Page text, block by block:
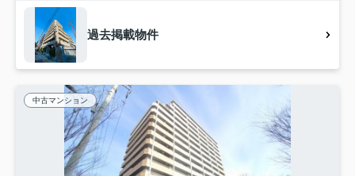
過去掲載物件
中古マンション